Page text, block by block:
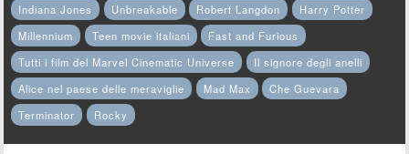
Indiana Jones
Unbreakable Robert Langdon
Harry Potter
Millennium
Teen movie italiani
Fast and Furious
Tutti i film del Marvel Cinematic Universe
Il signore degli anelli
Alice nel paese delle meraviglie
Mad Max
Che Guevara
Terminator
Rocky